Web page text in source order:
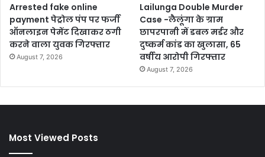
Arrested fake online
payment पेट्रोल पंप पर फर्जी
ऑनलाइन पेमेंट दिखाकर ठगी
करने वाला युवक गिरफ्तार
August 7, 2026
Lailunga Double Murder
Case -लैलूंगा के ग्राम
छापरपानी में डबल मर्डर और
दुष्कर्म कांड का खुलासा, 65
वर्षीय आरोपी गिरफ्तार
August 7, 2026
Most Viewed Posts